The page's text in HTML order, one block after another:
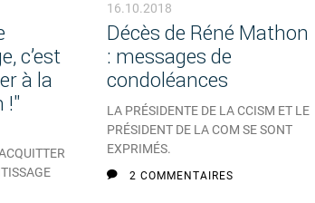
c’est
à la
!"
16.10.2018
Décès de Réné Mathon
: messages de
condoléances
LA PRÉSIDENTE DE LA CCISM ET LE
PRÉSIDENT DE LA COM SE SONT
EXPRIMÉS.
2 COMMENTAIRES